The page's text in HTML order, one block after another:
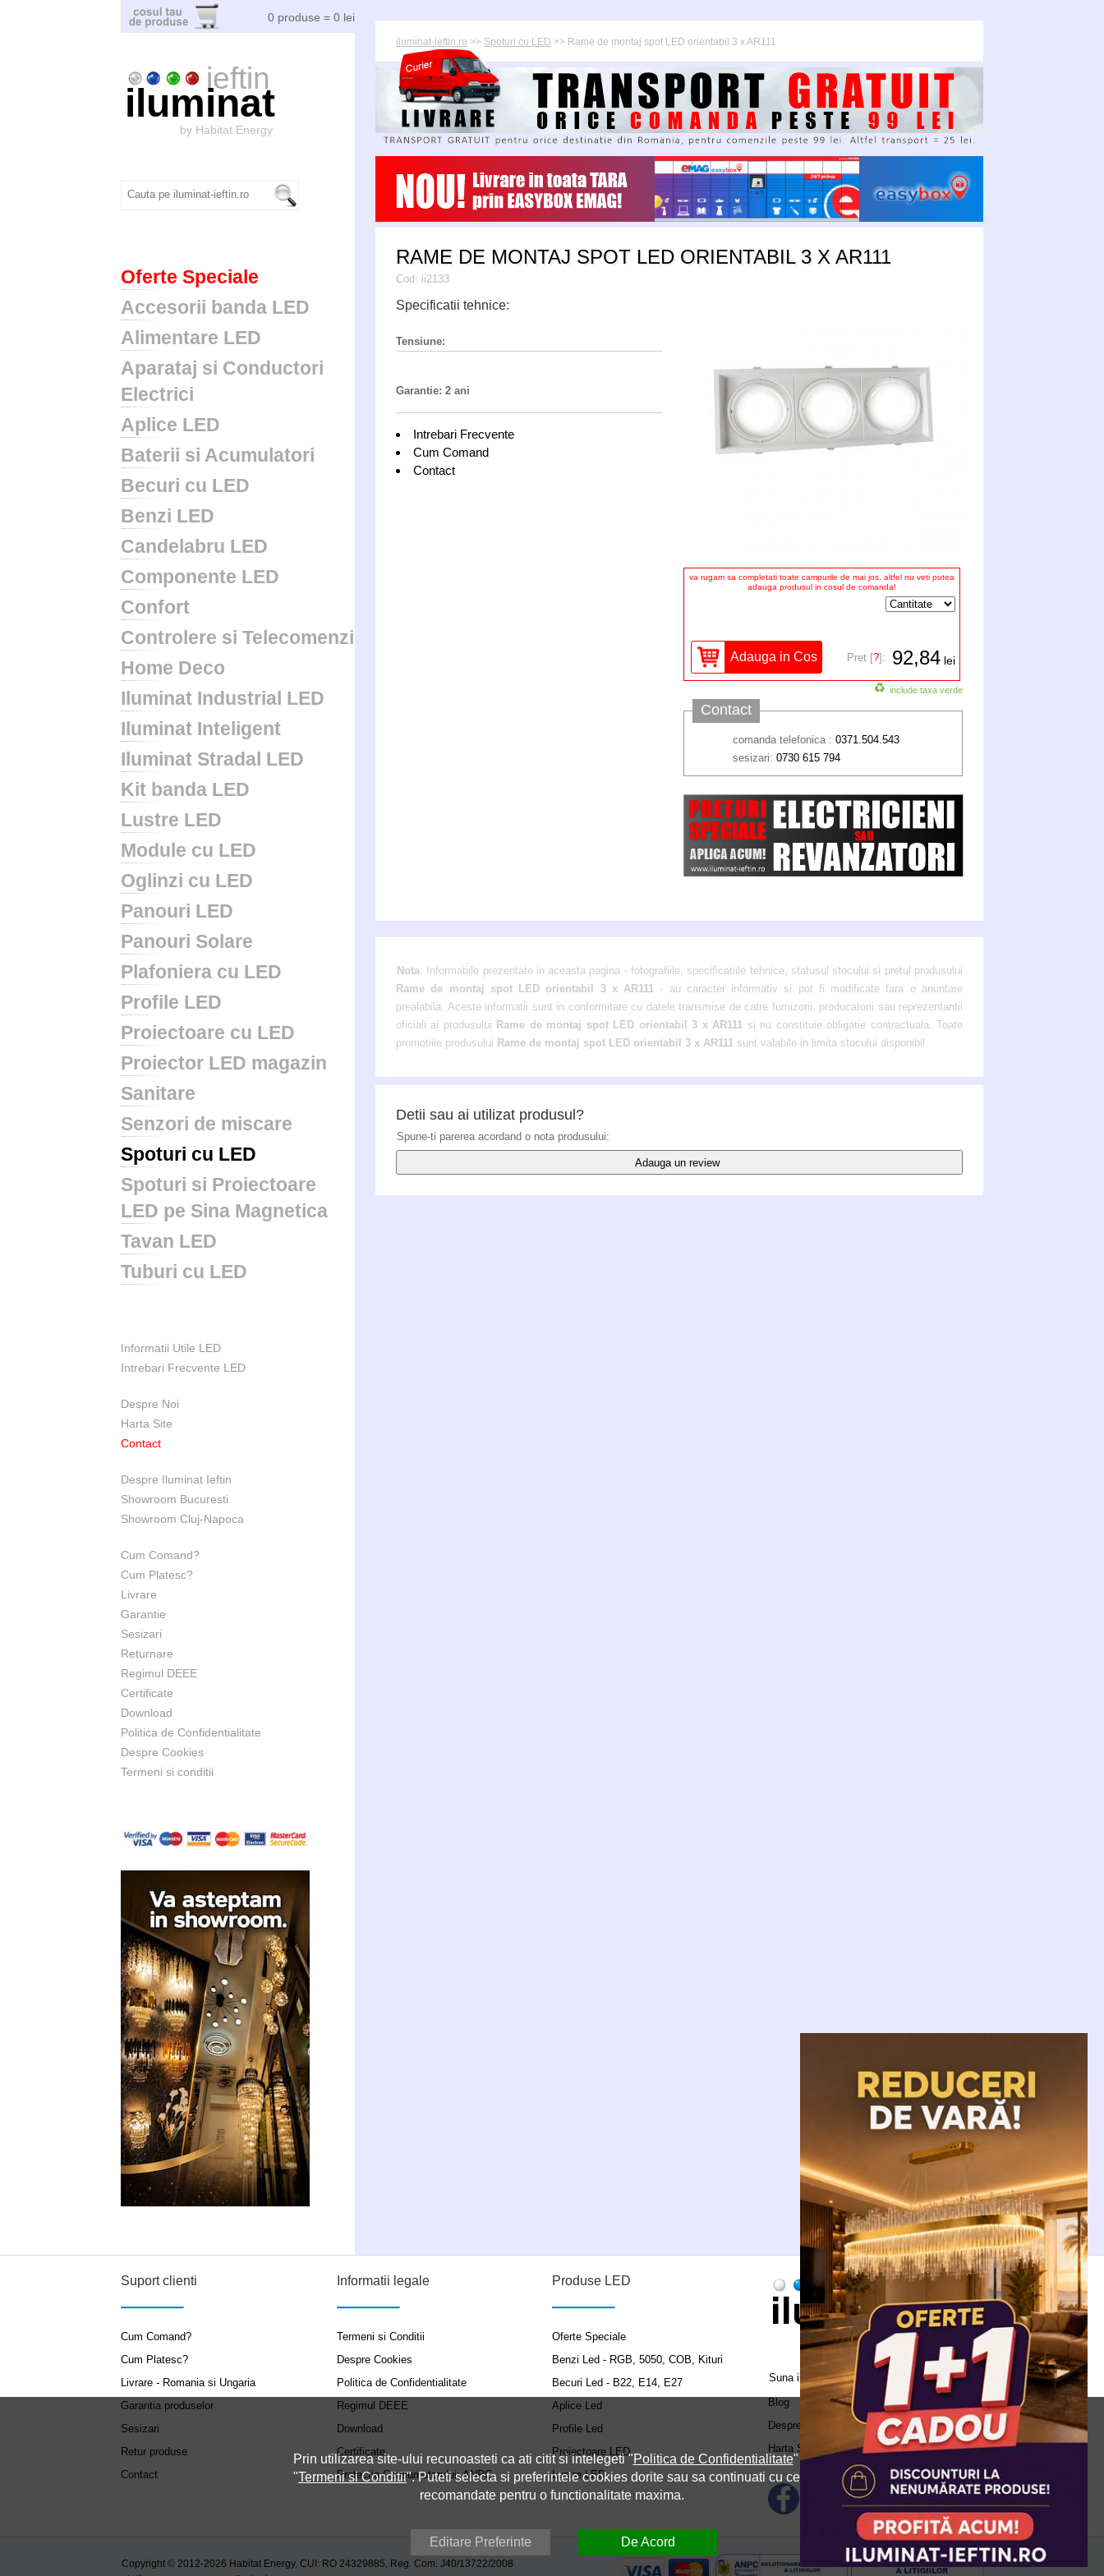
0 produse = 0 lei
ieftin
iluminat
by Habitat Energy
Oferte Speciale
Accesorii banda LED
Alimentare LED
Aparataj si Conductori
Electrici
Aplice LED
Baterii si Acumulatori
Becuri cu LED
Benzi LED
Candelabru LED
Componente LED
Confort
Controlere si Telecomenzi
Home Deco
Iluminat Industrial LED
Iluminat Inteligent
Iluminat Stradal LED
Kit banda LED
Lustre LED
Module cu LED
Oglinzi cu LED
Panouri LED
Panouri Solare
Plafoniera cu LED
Profile LED
Proiectoare cu LED
Proiector LED magazin
Sanitare
Senzori de miscare
Spoturi cu LED
Spoturi si Proiectoare
LED pe Sina Magnetica
Tavan LED
Tuburi cu LED
Informatii Utile LED
Intrebari Frecvente LED
Despre Noi
Harta Site
Contact
Despre Iluminat Ieftin
Showroom Bucuresti
Showroom Cluj-Napoca
Cum Comand?
Cum Platesc?
Livrare
Garantie
Sesizari
Returnare
Regimul DEEE
Certificate
Download
Politica de Confidentialitate
Despre Cookies
Termeni si conditii
iluminat-ieftin.ro >> Spoturi cu LED >> Rame de montaj spot LED orientabil 3 x AR111
RAME DE MONTAJ SPOT LED ORIENTABIL 3 X AR111
Cod: ii2133
Specificatii tehnice:
Tensiune:
Garantie: 2 ani
Intrebari Frecvente
Cum Comand
Contact
va rugam sa completati toate campurile de mai jos, altfel nu veti putea
adauga produsul in cosul de comanda!
Pret [?]: 92,84 lei
include taxa verde
Contact
comanda telefonica : 0371.504.543
sesizari: 0730 615 794
Nota: Informatiile prezentate in aceasta pagina - fotografiile, specificatiile tehnice, statusul stocului si pretul produsului
Rame de montaj spot LED orientabil 3 x AR111 - au caracter informativ si pot fi modificate fara o anuntare
prealabila. Aceste informatii sunt in conformitate cu datele transmise de catre furnizorii, producatorii sau reprezentantii
oficiali ai produsului Rame de montaj spot LED orientabil 3 x AR111 si nu constituie obligatie contractuala. Toate
promotiile produsului Rame de montaj spot LED orientabil 3 x AR111 sunt valabile in limita stocului disponibil.
Detii sau ai utilizat produsul?
Spune-ti parerea acordand o nota produsului:
Adauga un review
Suport clienti
Cum Comand?
Cum Platesc?
Livrare - Romania si Ungaria
Garantia produselor
Sesizari
Retur produse
Contact
Informatii legale
Termeni si Conditii
Despre Cookies
Politica de Confidentialitate
Regimul DEEE
Download
Certificate
Protecția Consumatorului: ANPC
Produse LED
Oferte Speciale
Benzi Led - RGB, 5050, COB, Kituri
Becuri Led - B22, E14, E27
Aplice Led
Profile Led
Proiectoare LED
Lustre LED
Suna in call center:
0371.504.543
Blog
Despre Noi
Harta Site
Copyright © 2012-2026 Habitat Energy, CUI: RO 24329885, Reg. Com. J40/13722/2008
Prin utilizarea site-ului recunoasteti ca ati citit si intelegeti "Politica de Confidentialitate" si
"Termeni si Conditii". Puteti selecta si preferintele cookies dorite sau sa continuati cu cele
recomandate pentru o functionalitate maxima.
Editare Preferinte De Acord